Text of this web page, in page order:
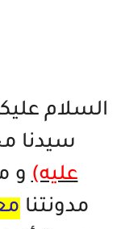
السلام
سيدنا
عليه)و
مدونتنا